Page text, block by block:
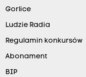
Gorlice
Ludzie Radia
Regulamin konkursów
Abonament
BIP